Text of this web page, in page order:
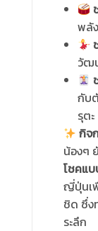
พลั
วัฒ
กับ
รุตะ
กิจ
น้องๆ
โชคแ
ญี่ปุ่นเพื่
ชิด ซึ่ง
ระลึก